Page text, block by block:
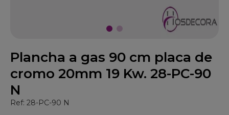
Plancha a gas 90 cm placa de
cromo 20mm 19 Kw. 28-PC-90
N
Ref: 28-PC-90 N